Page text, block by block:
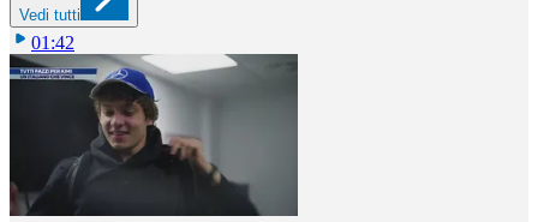
Vedi tutti
01:42